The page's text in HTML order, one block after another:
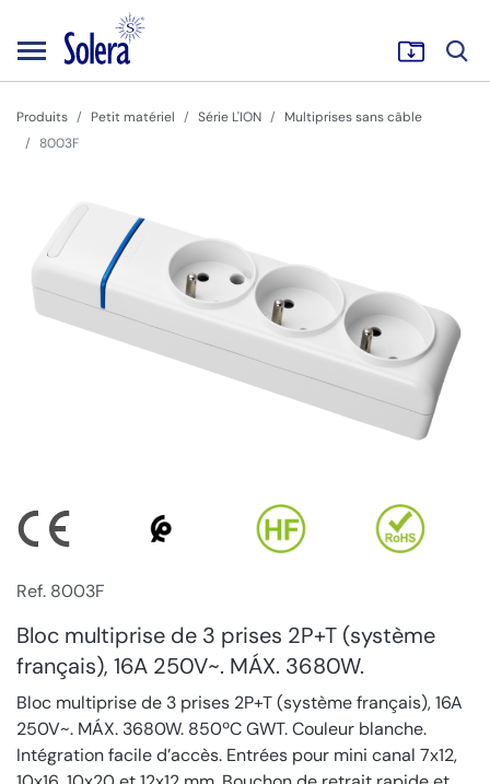
Produits Petit matériel Série L'ION
Multiprises sans câble
8003F
Ref. 8003F
Bloc multiprise de 3 prises 2P+T (système
français), 16A 250V~. MÁX. 3680W.
Bloc multiprise de 3 prises 2P+T (système français), 16A
250V~. MÁX. 3680W. 850ºC GWT. Couleur blanche.
Intégration facile d’accès. Entrées pour mini canal 7x12,